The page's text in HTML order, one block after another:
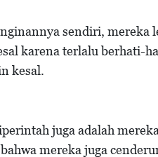
sendiri, mereka
karena terlalu berhati-
kesal.
juga adalah
mereka juga